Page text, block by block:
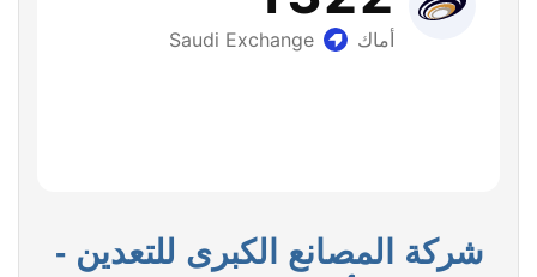
شركة المصانع الكبرى للتعدين -